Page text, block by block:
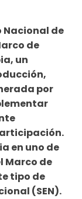
de
de
un
por
en uno de
Marco de
tipo de
(SEN).